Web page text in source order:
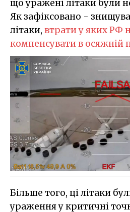
що уражені літаки були
Як зафіксовано -
літаки, втрати у яких РФ
компенсувати в осяжній
Більше того, ці літаки
ураження у критичні